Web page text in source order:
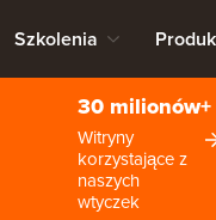
Szkolenia
30 milionów+
Witryny
korzystające z
naszych
wtyczek